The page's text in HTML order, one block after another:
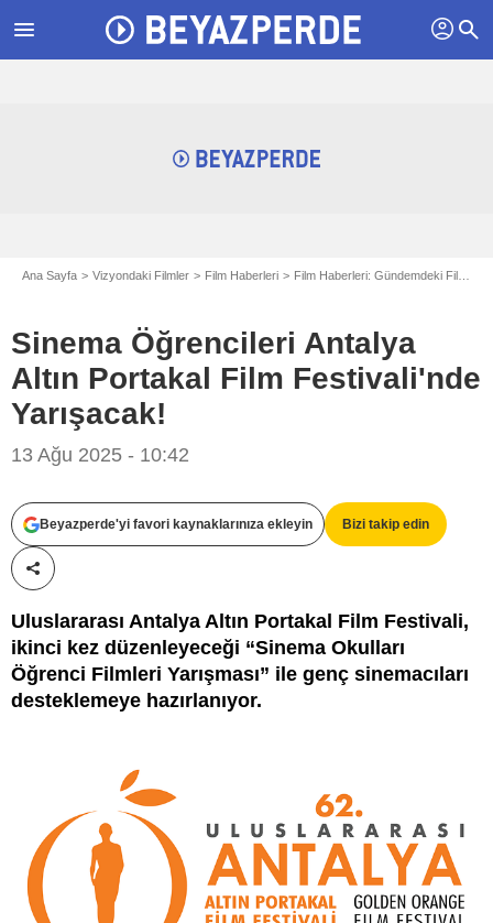
menu profil search
Ana Sayfa Vizyondaki Filmler Film Haberleri Film Haberleri: Gündemdeki Filmler
Sinema Öğrencileri Antalya
Altın Portakal Film Festivali'nde
Yarışacak!
13 Ağu 2025 - 10:42
Beyazperde'yi favori kaynaklarınıza ekleyin Bizi takip edin
Paylaş!
Uluslararası Antalya Altın Portakal Film Festivali,
ikinci kez düzenleyeceği “Sinema Okulları
Öğrenci Filmleri Yarışması” ile genç sinemacıları
desteklemeye hazırlanıyor.